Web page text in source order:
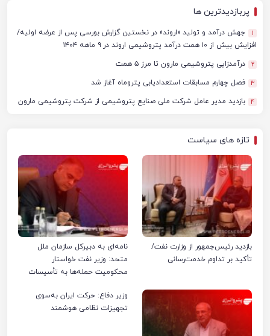
پربازدیدترین ها
1
جهش درآمد و تولید «اروند» در نخستین گزارش بورسی پس از عرضه اولیه/
افزایش بیش از ۱۰ همت درآمد پتروشیمی اروند در ۹ ماهه ۱۴۰۴
2 درآمدزایی پتروشیمی مارون تا مرز ۵ همت
3 فصل چهارم مسابقات استعدادیابی پتروماه آغاز شد
4 بازدید مدیر عامل شرکت ملی صنایع پتروشیمی از شرکت پتروشیمی مارون
تازه های سیاست
بازدید رئیس‌جمهور از وزارت نفت/
تأکید بر تداوم خدمت‌رسانی
نامه‌ای به دبیرکل سازمان ملل
متحد: وزیر نفت خواستار
محکومیت حمله‌ها به تأسیسات
وزیر دفاع: حرکت ایران به‌سوی
تجهیزات نظامی هوشمند